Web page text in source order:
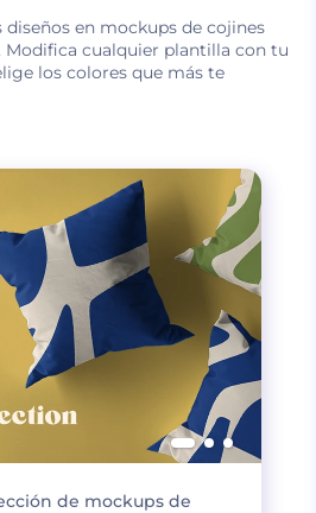
en mockups de cojines
Modifica cualquier plantilla con tu
los colores que más te
de mockups de